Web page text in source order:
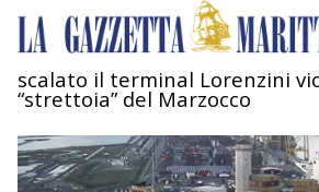
AMBIENTE
MOBILITÀ
scalato il terminal Lorenzini
“strettoia” del Marzocco